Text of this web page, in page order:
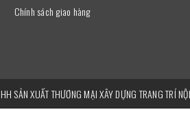
Chính sách giao hàng
XUẤT THƯƠNG MẠI XÂY DỰNG TRANG TRÍ